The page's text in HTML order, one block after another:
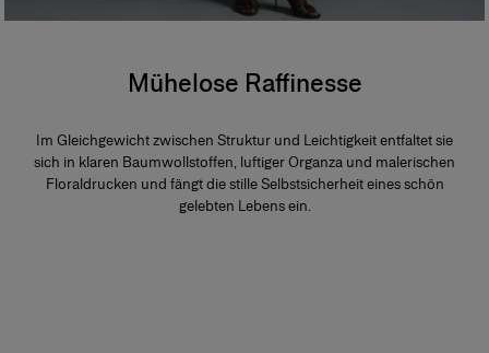
Mühelose Raffinesse
Im Gleichgewicht zwischen Struktur und Leichtigkeit entfaltet sie
sich in klaren Baumwollstoffen, luftiger Organza und malerischen
Floraldrucken und fängt die stille Selbstsicherheit eines schön
gelebten Lebens ein.